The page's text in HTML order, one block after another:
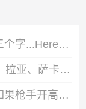
早报：夏窗来了，让我们听到那三个字...Here we go！
阿森纳5月最佳球员4人候选名单：拉亚、萨卡、哈弗茨、约克雷斯
电讯报：罗杰斯很适合阿森纳，如果枪手开高价维拉留人态度或改变